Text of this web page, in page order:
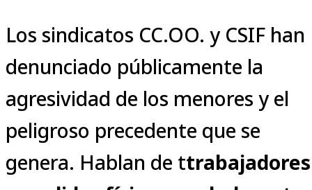
Los sindicatos CC.OO. y CSIF han
denunciado públicamente la
agresividad de los menores y el
peligroso precedente que se
genera. Hablan de ttrabajadores